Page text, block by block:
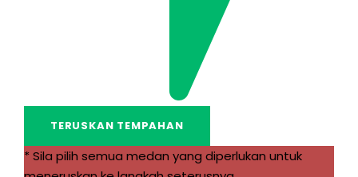
* Sila pilih semua medan yang diperlukan untuk